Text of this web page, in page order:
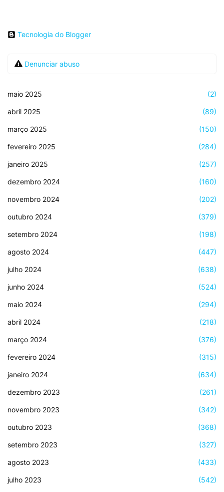
Tecnologia do Blogger
Denunciar abuso
maio 2025 (2)
abril 2025 (89)
março 2025 (150)
fevereiro 2025 (284)
janeiro 2025 (257)
dezembro 2024 (160)
novembro 2024 (202)
outubro 2024 (379)
setembro 2024 (198)
agosto 2024 (447)
julho 2024 (638)
junho 2024 (524)
maio 2024 (294)
abril 2024 (218)
março 2024 (376)
fevereiro 2024 (315)
janeiro 2024 (634)
dezembro 2023 (261)
novembro 2023 (342)
outubro 2023 (368)
setembro 2023 (327)
agosto 2023 (433)
julho 2023 (542)